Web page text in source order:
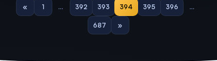
« 1 … 392 393 394 395 396 …
687 »